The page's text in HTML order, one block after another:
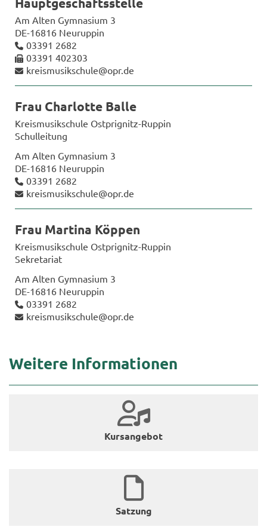
Am Alten Gym­na­si­um 3
DE-​16816 Neu­rup­pin
03391 2682
03391 402303
kreis­mu­sik­schu­le@opr.de
Frau Char­lot­te Balle
Kreis­mu­sik­schu­le Ostprignitz-​Ruppin
Schul­lei­tung
Am Alten Gym­na­si­um 3
DE-​16816 Neu­rup­pin
03391 2682
kreis­mu­sik­schu­le@opr.de
Frau Mar­ti­na Köp­pen
Kreis­mu­sik­schu­le Ostprignitz-​Ruppin
Se­kre­ta­ri­at
Am Alten Gym­na­si­um 3
DE-​16816 Neu­rup­pin
03391 2682
kreis­mu­sik­schu­le@opr.de
Wei­te­re In­for­ma­tio­nen
Kurs­an­ge­bot
Sat­zung